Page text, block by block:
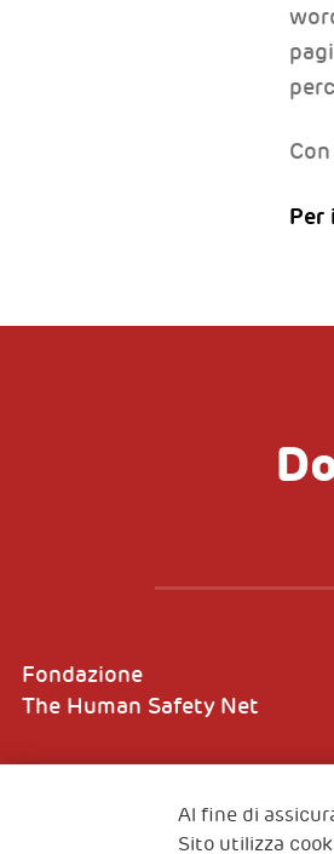
Per
Fondazione
The Human Safety Net
2, Piazza Duca degli Abruzzi 34132
Al fine di
Sito utilizza